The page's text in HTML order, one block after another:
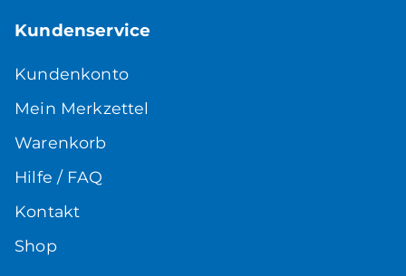
Kundenservice
Kundenkonto
Mein Merkzettel
Warenkorb
Hilfe / FAQ
Kontakt
Shop